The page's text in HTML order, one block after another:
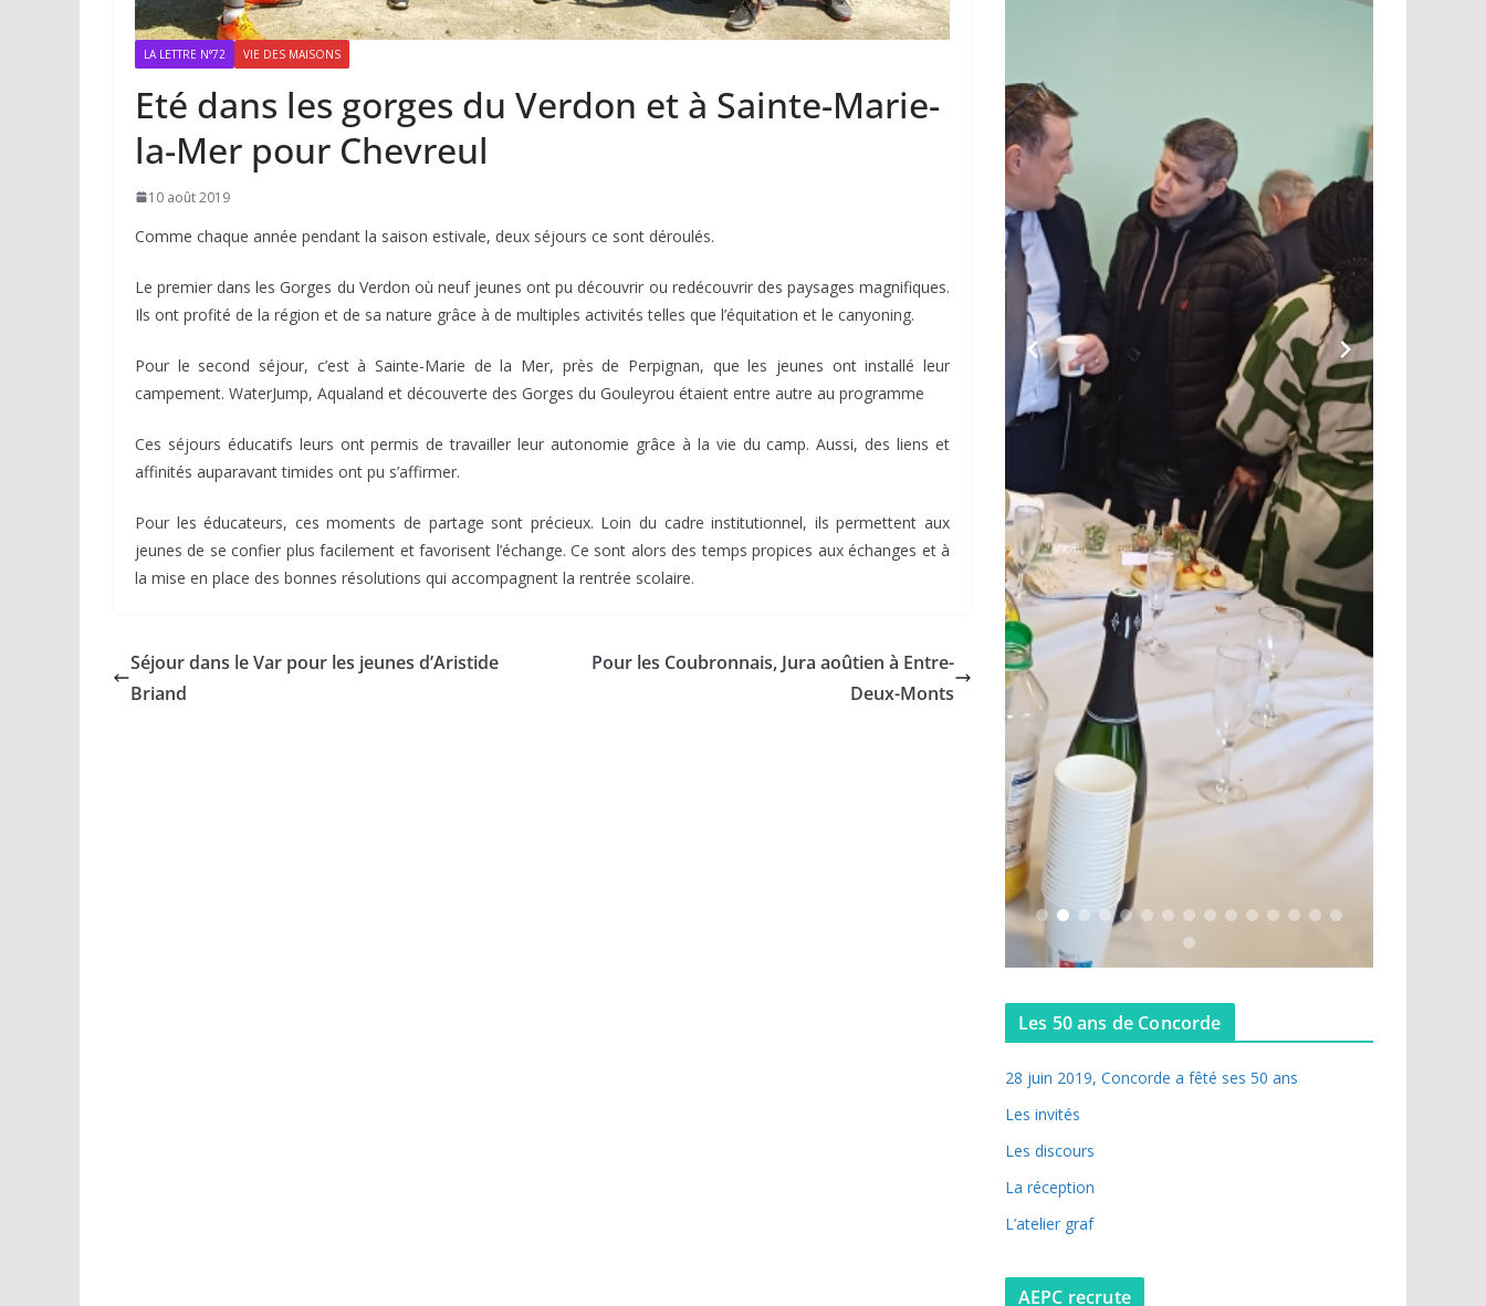
LA LETTRE N°72 VIE DES MAISONS
Eté dans les gorges du Verdon et à Sainte-Marie-
la-Mer pour Chevreul
10 août 2019
Comme chaque année pendant la saison estivale, deux séjours ce sont déroulés.
Le premier dans les Gorges du Verdon où neuf jeunes ont pu découvrir ou redécouvrir des paysages magnifiques.
Ils ont profité de la région et de sa nature grâce à de multiples activités telles que l’équitation et le canyoning.
Pour le second séjour, c’est à Sainte-Marie de la Mer, près de Perpignan, que les jeunes ont installé leur
campement. WaterJump, Aqualand et découverte des Gorges du Gouleyrou étaient entre autre au programme
Ces séjours éducatifs leurs ont permis de travailler leur autonomie grâce à la vie du camp. Aussi, des liens et
affinités auparavant timides ont pu s’affirmer.
Pour les éducateurs, ces moments de partage sont précieux. Loin du cadre institutionnel, ils permettent aux
jeunes de se confier plus facilement et favorisent l’échange. Ce sont alors des temps propices aux échanges et à
la mise en place des bonnes résolutions qui accompagnent la rentrée scolaire.
Séjour dans le Var pour les jeunes d’Aristide
Briand
Pour les Coubronnais, Jura aoûtien à Entre-
Deux-Monts
Les 50 ans de Concorde
28 juin 2019, Concorde a fêté ses 50 ans
Les invités
Les discours
La réception
L’atelier graf
AEPC recrute